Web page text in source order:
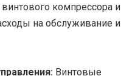
компрессора и
на обслуживание и
Винтовые